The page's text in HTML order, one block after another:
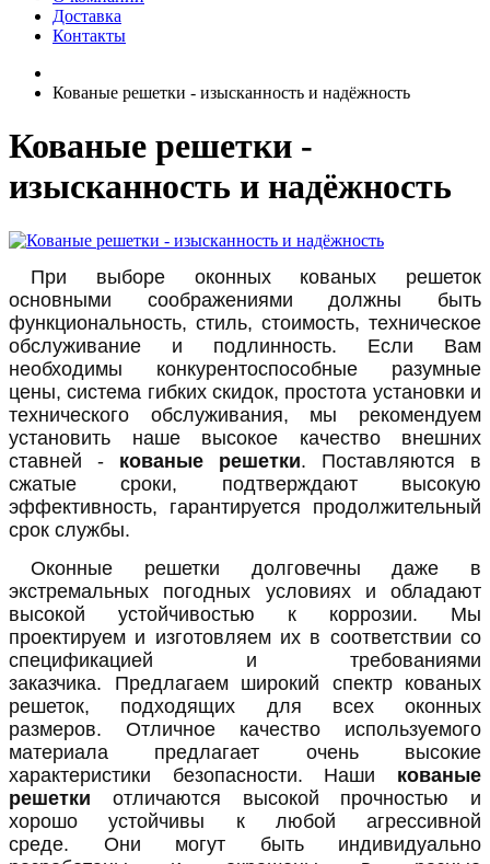
Доставка
Контакты
Кованые решетки - изысканность и надёжность
Кованые решетки -
изысканность и надёжность
При выборе оконных кованых решеток
основными соображениями должны быть
функциональность, стиль, стоимость, техническое
обслуживание и подлинность. Если Вам
необходимы конкурентоспособные разумные
цены, система гибких скидок, простота установки и
технического обслуживания, мы рекомендуем
установить наше высокое качество внешних
ставней - кованые решетки. Поставляются в
сжатые сроки, подтверждают высокую
эффективность, гарантируется продолжительный
срок службы.
Оконные решетки долговечны даже в
экстремальных погодных условиях и обладают
высокой устойчивостью к коррозии. Мы
проектируем и изготовляем их в соответствии со
спецификацией и требованиями
заказчика. Предлагаем широкий спектр кованых
решеток, подходящих для всех оконных
размеров. Отличное качество используемого
материала предлагает очень высокие
характеристики безопасности. Наши кованые
решетки отличаются высокой прочностью и
хорошо устойчивы к любой агрессивной
среде. Они могут быть индивидуально